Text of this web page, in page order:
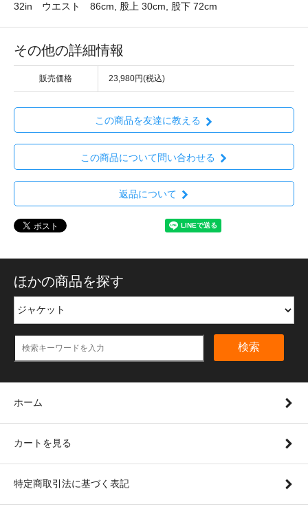
32in ウエスト 86cm, 股上 30cm, 股下 72cm
その他の詳細情報
販売価格 23,980円(税込)
この商品を友達に教える
この商品について問い合わせる
返品について
ほかの商品を探す
検索
ホーム
カートを見る
特定商取引法に基づく表記